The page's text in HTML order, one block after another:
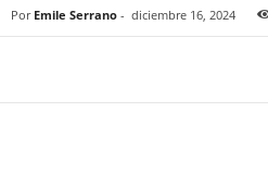
Por Emile Serrano - diciembre 16, 2024